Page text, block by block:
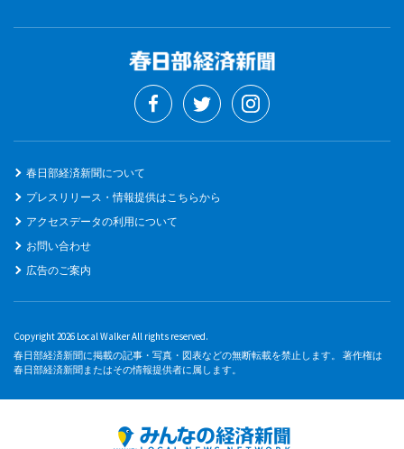
春日部経済新聞について
プレスリリース・情報提供はこちらから
アクセスデータの利用について
お問い合わせ
広告のご案内
Copyright 2026 Local Walker All rights reserved.
春日部経済新聞に掲載の記事・写真・図表などの無断転載を禁止します。 著作権は
春日部経済新聞またはその情報提供者に属します。